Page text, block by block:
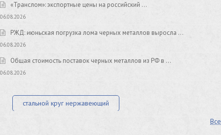
«Транслом»: экспортные цены на российский …
06.08.2026
РЖД: июньская погрузка лома черных металлов выросла …
06.08.2026
Общая стоимость поставок черных металлов из РФ в …
06.08.2026
стальной круг нержавеющий
Все